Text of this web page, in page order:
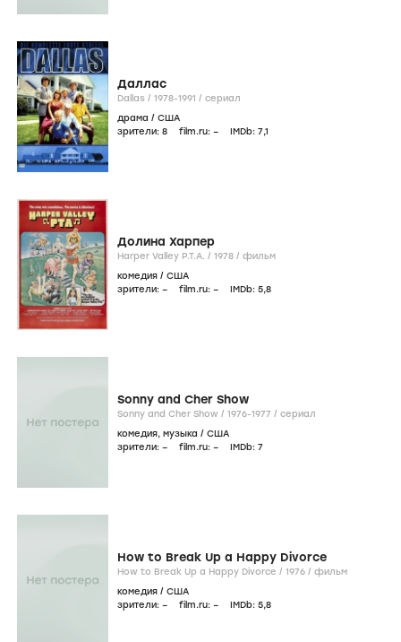
Даллас
Dallas / 1978-1991 / сериал
драма / США
зрители: 8 film.ru: – IMDb: 7,1
Долина Харпер
Harper Valley P.T.A. / 1978 / фильм
комедия / США
зрители: – film.ru: – IMDb: 5,8
Sonny and Cher Show
Sonny and Cher Show / 1976-1977 / сериал
комедия, музыка / США
зрители: – film.ru: – IMDb: 7
How to Break Up a Happy Divorce
How to Break Up a Happy Divorce / 1976 / фильм
комедия / США
зрители: – film.ru: – IMDb: 5,8